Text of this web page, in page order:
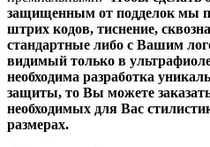
защищенным от подделок мы
штрих кодов, тиснение,
стандартные либо с Вашим
видимый только в
необходима разработка
защиты, то Вы можете
необходимых для Вас
размерах.